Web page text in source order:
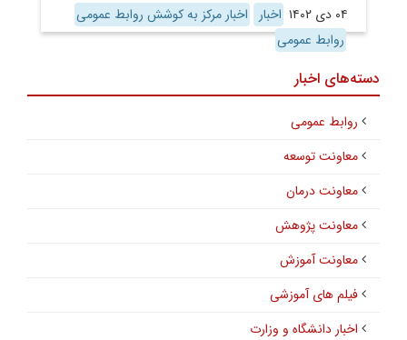
۰۴ دی ۱۴۰۲ اخبار
اخبار مرکز به کوشش روابط عمومی
روابط عمومی
دسته‌های اخبار
روابط عمومی
معاونت توسعه
معاونت درمان
معاونت پژوهش
معاونت آموزش
فیلم های آموزشی
اخبار دانشگاه و وزارت